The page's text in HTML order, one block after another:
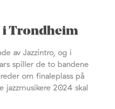
i Trondheim
av Jazzintro, og i
spiller de to bandene
om finaleplass på
jazzmusikere 2024 skal